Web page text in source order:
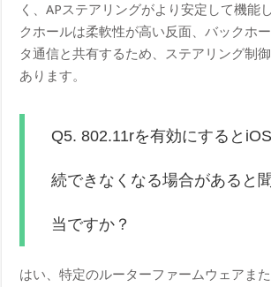
く、APステアリングがより安定して機能
クホールは柔軟性が高い反面、バックホ
タ通信と共有するため、ステアリング制
あります。
Q5. 802.11rを有効にすると
続できなくなる場合があると
当ですか？
はい、特定のルーターファームウェアま